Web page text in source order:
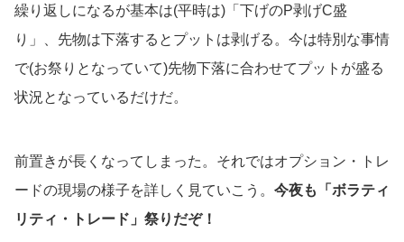
繰り返しになるが基本は(平時は)「下げのP剥げC盛
り」、先物は下落するとプットは剥げる。今は特別な事情
で(お祭りとなっていて)先物下落に合わせてプットが盛る
状況となっているだけだ。
前置きが長くなってしまった。それではオプション・トレ
ードの現場の様子を詳しく見ていこう。 今夜も「ボラティ
リティ・トレード」祭りだぞ！